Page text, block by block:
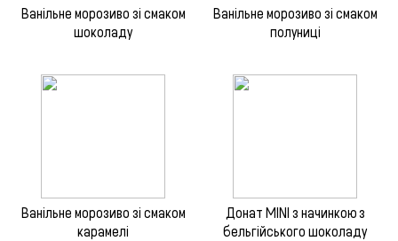
Ванільне морозиво зі смаком
шоколаду
Ванільне морозиво зі смаком
полуниці
Ванільне морозиво зі смаком
карамелі
Донат MINI з начинкою з
бельгійського шоколаду